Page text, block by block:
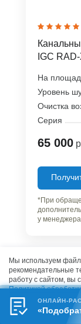
IGC
На
Уровень
Очистка
Серия
65 000
*При
у менеджера
Нет в
Мы используем
рекомендательные
работу с сайтом, вы
Политикой
ПравиламиОНЛАЙН-